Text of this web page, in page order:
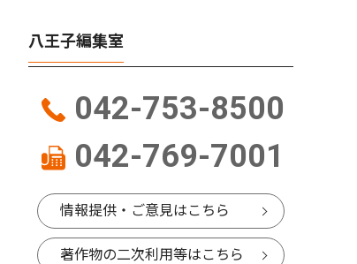
八王子編集室
042-753-8500
042-769-7001
情報提供・ご意見はこちら
著作物の二次利用等はこちら